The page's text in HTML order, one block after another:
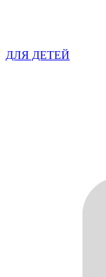
ДЛЯ ДЕТЕЙ